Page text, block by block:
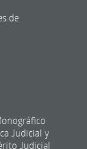
de
Judicial y
Judicial